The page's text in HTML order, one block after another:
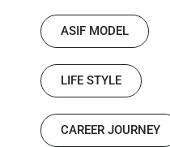
ASIF MODEL
LIFE STYLE
CAREER JOURNEY